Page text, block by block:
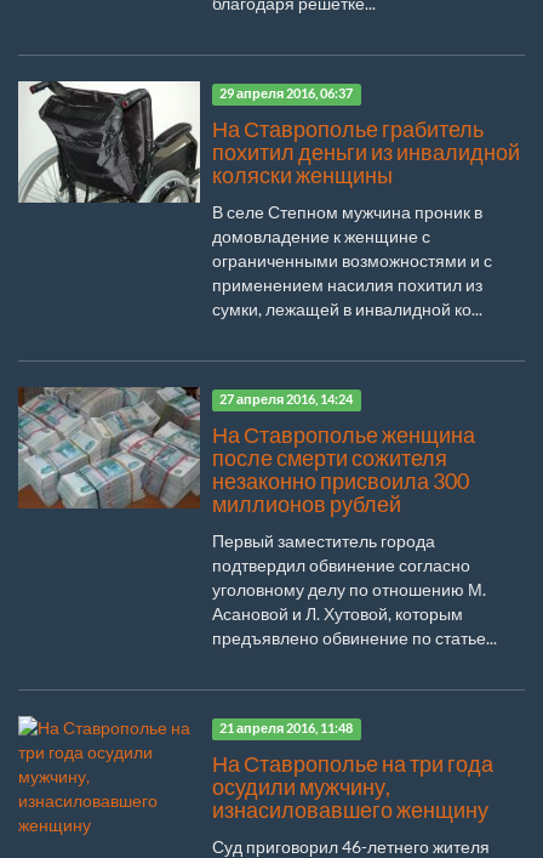
29 апреля 2016, 06:37
На Ставрополье грабитель
похитил деньги из инвалидной
коляски женщины
В селе Степном мужчина проник в
домовладение к женщине с
ограниченными возможностями и с
применением насилия похитил из
сумки, лежащей в инвалидной ко...
27 апреля 2016, 14:24
На Ставрополье женщина
после смерти сожителя
незаконно присвоила 300
миллионов рублей
Первый заместитель города
подтвердил обвинение согласно
уголовному делу по отношению М.
Асановой и Л. Хутовой, которым
предъявлено обвинение по статье...
21 апреля 2016, 11:48
На Ставрополье на три года
осудили мужчину,
изнасиловавшего женщину
Суд приговорил 46-летнего жителя